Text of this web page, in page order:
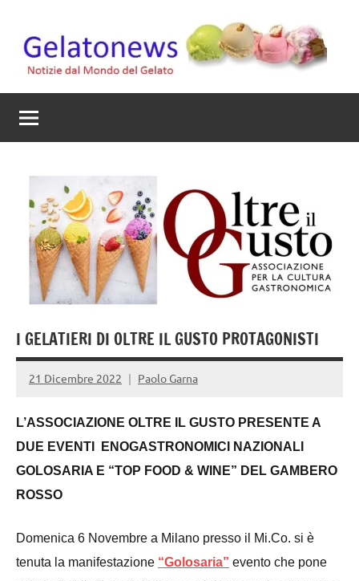
contenuto
Gelato
News
mondo
del
artigianale
I GELATIERI DI OLTRE IL GUSTO PROTAGONISTI
21 Dicembre 2022 Paolo Garna
L’ASSOCIAZIONE OLTRE IL GUSTO PRESENTE A
DUE EVENTI ENOGASTRONOMICI NAZIONALI
GOLOSARIA E “TOP FOOD & WINE” DEL GAMBERO
ROSSO
Domenica 6 Novembre a Milano presso il Mi.Co. si è
tenuta la manifestazione “Golosaria” evento che pone